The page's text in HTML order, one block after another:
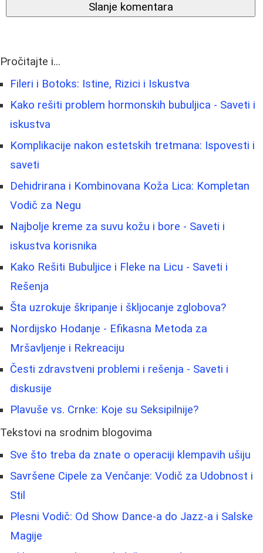
Slanje komentara
Pročitajte i...
Fileri i Botoks: Istine, Rizici i Iskustva
Kako rešiti problem hormonskih bubuljica - Saveti i
iskustva
Komplikacije nakon estetskih tretmana: Ispovesti i
saveti
Dehidrirana i Kombinovana Koža Lica: Kompletan
Vodič za Negu
Najbolje kreme za suvu kožu i bore - Saveti i
iskustva korisnika
Kako Rešiti Bubuljice i Fleke na Licu - Saveti i
Rešenja
Šta uzrokuje škripanje i škljocanje zglobova?
Nordijsko Hodanje - Efikasna Metoda za
Mršavljenje i Rekreaciju
Česti zdravstveni problemi i rešenja - Saveti i
diskusije
Plavuše vs. Crnke: Koje su Seksipilnije?
Tekstovi na srodnim blogovima
Sve što treba da znate o operaciji klempavih ušiju
Savršene Cipele za Venčanje: Vodič za Udobnost i
Stil
Plesni Vodič: Od Show Dance-a do Jazz-a i Salske
Magije